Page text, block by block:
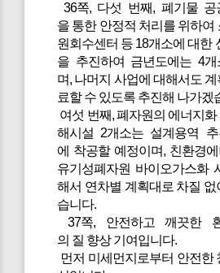
36쪽, 다섯 번째, 폐기물 공
을 통한 안정적 처리를 위하여
원회수센터 등 18개소에 대한
을 추진하여 금년도에는 4개
며, 나머지 사업에 대해서도
료할 수 있도록 추진해 나가겠
여섯 번째, 폐자원의 에너지
해시설 2개소는 설계용역 추
에 착공할 예정이며, 친환경
유기성폐자원 바이오가스화
해서 연차별 계획대로 차질 없
습니다.
37쪽, 안전하고 깨끗한
의 질 향상 기여입니다.
먼저 미세먼지로부터 안전한